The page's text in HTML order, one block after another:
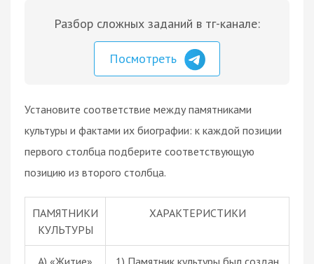
Разбор сложных заданий в тг-канале:
Посмотреть
Установите соответствие между памятниками
культуры и фактами их биографии: к каждой позиции
первого столбца подберите соответствующую
позицию из второго столбца.
ПАМЯТНИКИ
КУЛЬТУРЫ
ХАРАКТЕРИСТИКИ
А) «Житие»
1) Памятник культуры был создан